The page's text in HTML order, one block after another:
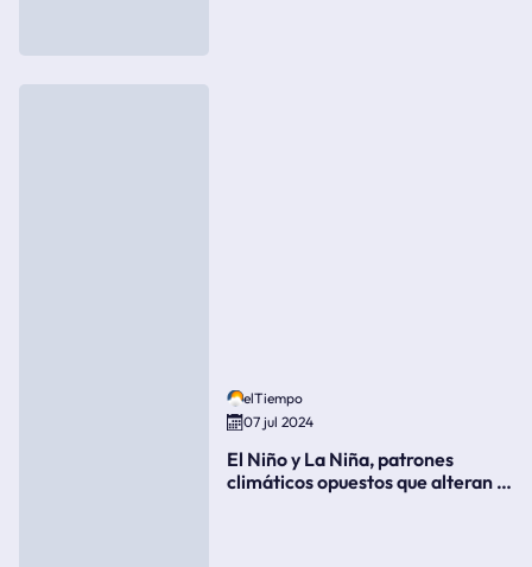
elTiempo
07 jul 2024
El Niño y La Niña, patrones
climáticos opuestos que alteran la